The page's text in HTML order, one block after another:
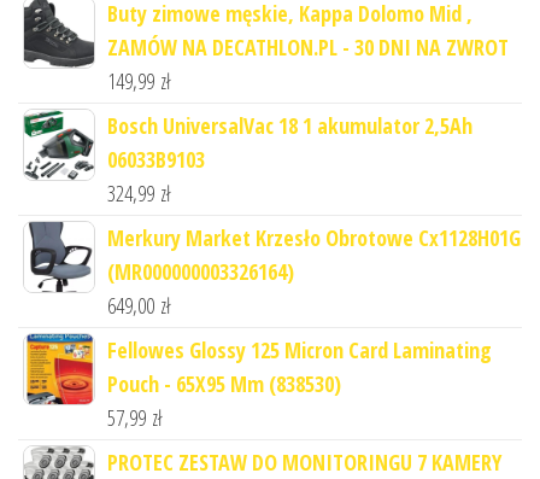
Buty zimowe męskie, Kappa Dolomo Mid ,
ZAMÓW NA DECATHLON.PL - 30 DNI NA ZWROT
149,99 zł
Bosch UniversalVac 18 1 akumulator 2,5Ah
06033B9103
324,99 zł
Merkury Market Krzesło Obrotowe Cx1128H01G
(MR000000003326164)
649,00 zł
Fellowes Glossy 125 Micron Card Laminating
Pouch - 65X95 Mm (838530)
57,99 zł
PROTEC ZESTAW DO MONITORINGU 7 KAMERY